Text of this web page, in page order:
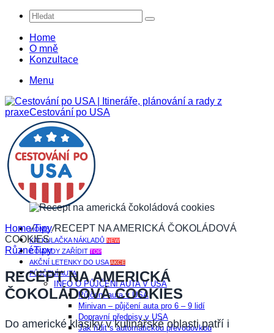
Hledat
Home
O mně
Konzultace
Menu
HOME
KALKULAČKA NÁKLADŮ NEW
CO A KDY ZAŘÍDIT TOP
AKČNÍ LETENKY DO USA AKCE
PŮJČENÍ AUTA
INFO O PŮJČENÍ AUTA V USA
Půjčení auta v USA
Minivan – půjčení auta pro 6 – 9 lidí
Dopravní předpisy v USA
Jak řídit s automatickou převodovkou
Home/Tipy/RECEPT NA AMERICKÁ ČOKOLÁDOVÁ
COOKIES
RůznéTipy
RECEPT NA AMERICKÁ
ČOKOLÁDOVÁ COOKIES
Do americké klasiky v kulinářské oblasti patří i